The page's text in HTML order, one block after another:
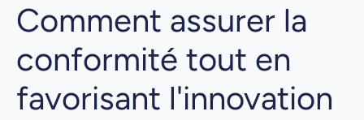
Comment assurer la
conformité tout en
favorisant l'innovation